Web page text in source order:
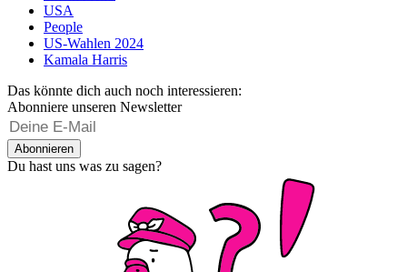
USA
People
US-Wahlen 2024
Kamala Harris
Das könnte dich auch noch interessieren:
Abonniere unseren Newsletter
Abonnieren
Du hast uns was zu sagen?